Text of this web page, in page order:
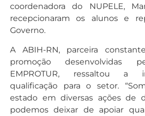
coordenadora do NUPELE,
recepcionaram os alunos e
Governo.
A ABIH-RN, parceira
promoção desenvolvidas
EMPROTUR, ressaltou a
qualificação para o setor.
estado em diversas ações de
podemos deixar de apoiar